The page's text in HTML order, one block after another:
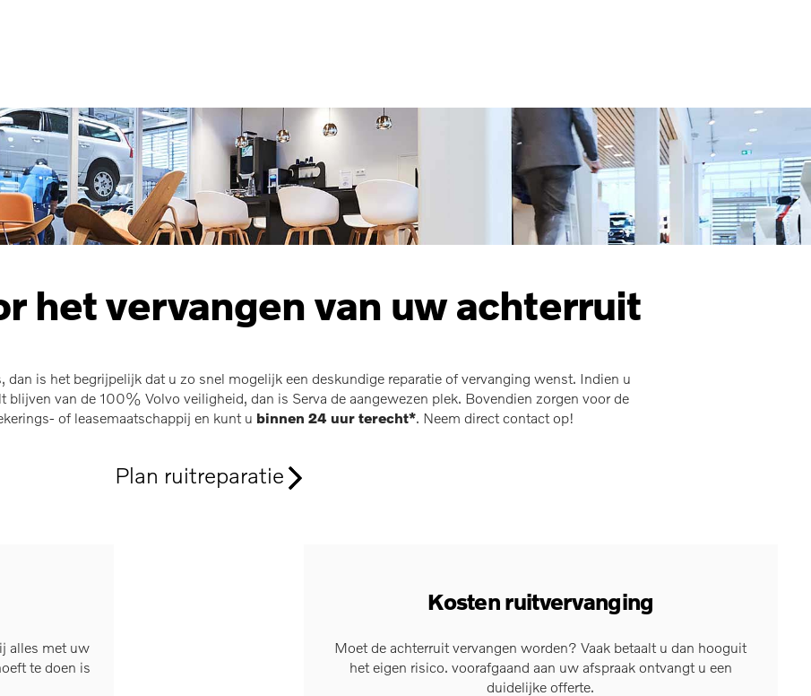
het vervangen van uw achterruit
is het begrijpelijk dat u zo snel mogelijk een deskundige reparatie of vervanging wenst. Indien u
blijven van de 100% Volvo veiligheid, dan is Serva de aangewezen plek. Bovendien zorgen voor de
of leasemaatschappij en kunt u binnen 24 uur terecht*. Neem direct contact op!
Plan ruitreparatie
alles met uw
te doen is
Kosten ruitvervanging
Moet de achterruit vervangen worden? Vaak betaalt u dan hooguit
het eigen risico. voorafgaand aan uw afspraak ontvangt u een
duidelijke offerte.